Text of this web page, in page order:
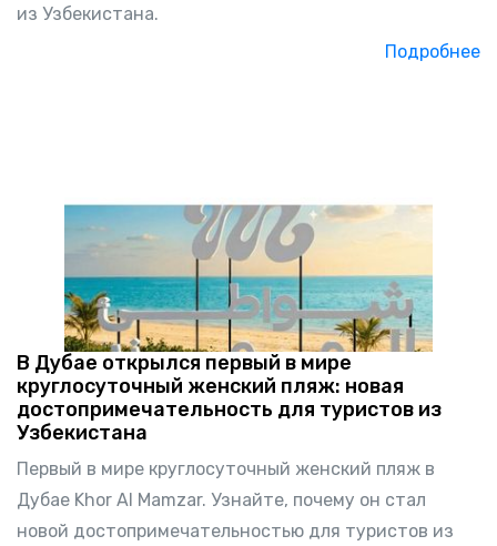
из Узбекистана.
Подробнее
В Дубае открылся первый в мире
круглосуточный женский пляж: новая
достопримечательность для туристов из
Узбекистана
Первый в мире круглосуточный женский пляж в
Дубае Khor Al Mamzar. Узнайте, почему он стал
новой достопримечательностью для туристов из